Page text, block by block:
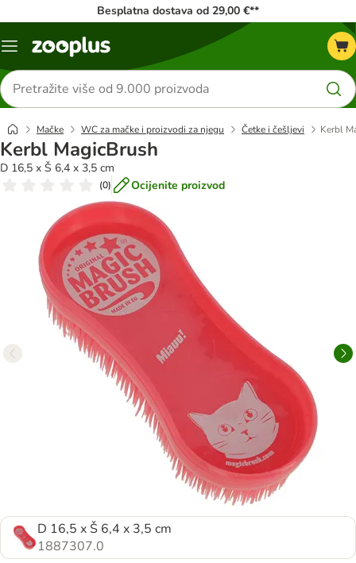
Besplatna dostava od 29,00 €**
Izbornik
Traži
proizvode
Mačke WC za mačke i proizvodi za njegu Četke i češljevi Kerbl
Kerbl MagicBrush
D 16,5 x Š 6,4 x 3,5 cm
(0) Ocijenite proizvod
D 16,5 x Š 6,4 x 3,5 cm
1887307.0